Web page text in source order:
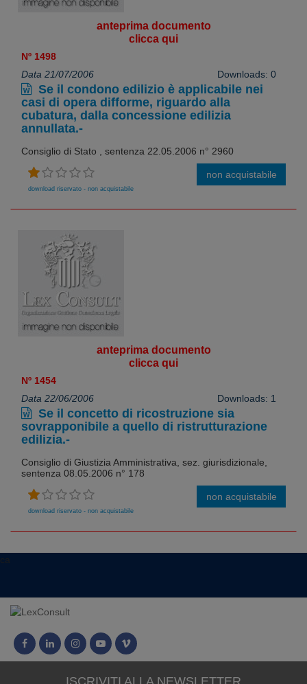
anteprima documento
clicca qui
Nº 1498
Data 21/07/2006
Downloads: 0
Se il condono edilizio è applicabile nei
casi di opera difforme, riguardo alla
cubatura, dalla concessione edilizia
annullata.-
Consiglio di Stato , sentenza 22.05.2006 n° 2960
download riservato - non acquistabile
non acquistabile
anteprima documento
clicca qui
Nº 1454
Data 22/06/2006
Downloads: 1
Se il concetto di ricostruzione sia
sovrapponibile a quello di ristrutturazione
edilizia.-
Consiglio di Giustizia Amministrativa, sez. giurisdizionale,
sentenza 08.05.2006 n° 178
download riservato - non acquistabile
non acquistabile